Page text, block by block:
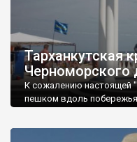
Тарханкутская
Черноморского
К сожалению настоящей
пешком вдоль